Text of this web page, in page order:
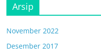
Arsip
November 2022
Desember 2017